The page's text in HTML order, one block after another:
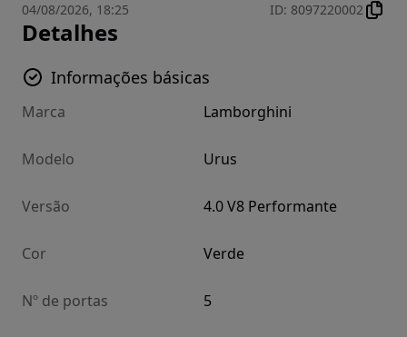
04/08/2026, 18:25 ID: 8097220002
Detalhes
Informações básicas
Marca Lamborghini
Modelo Urus
Versão 4.0 V8 Performante
Cor Verde
Nº de portas 5